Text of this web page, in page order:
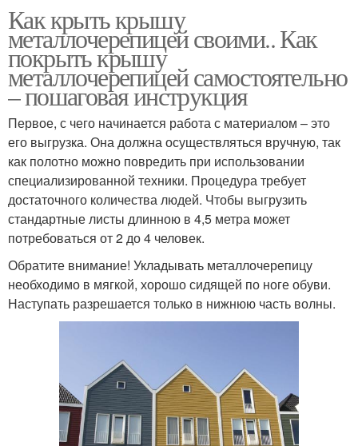
Как крыть крышу
металлочерепицей своими.. Как
покрыть крышу
металлочерепицей самостоятельно
– пошаговая инструкция
Первое, с чего начинается работа с материалом – это
его выгрузка. Она должна осуществляться вручную, так
как полотно можно повредить при использовании
специализированной техники. Процедура требует
достаточного количества людей. Чтобы выгрузить
стандартные листы длинною в 4,5 метра может
потребоваться от 2 до 4 человек.
Обратите внимание! Укладывать металлочерепицу
необходимо в мягкой, хорошо сидящей по ноге обуви.
Наступать разрешается только в нижнюю часть волны.